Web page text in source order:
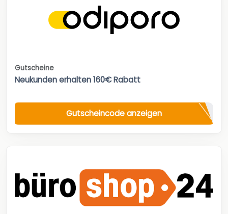
Gutscheine
Neukunden erhalten 160€ Rabatt
Gutscheincode anzeigen